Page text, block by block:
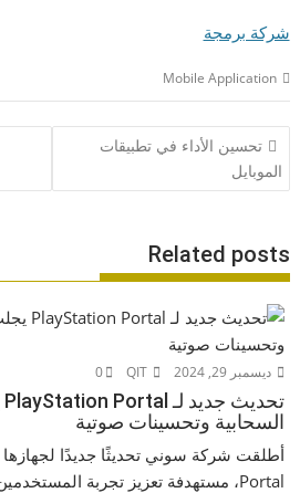
شركة برمجة
Mobile Application
تصفّح
المقالات
تحسين الأداء في تطبيقات
الموبايل
Related posts
ديسمبر 29, 2024 QIT
0
السحابية وتحسينات صوتية
Portal، مستهدفة تعزيز تجربة المستخدمين من خلال إضافة...